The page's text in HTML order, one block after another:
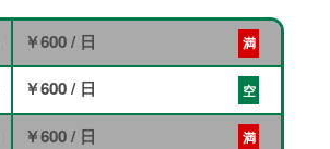
￥600/ 日 満
￥600/ 日 空
￥600/ 日 満